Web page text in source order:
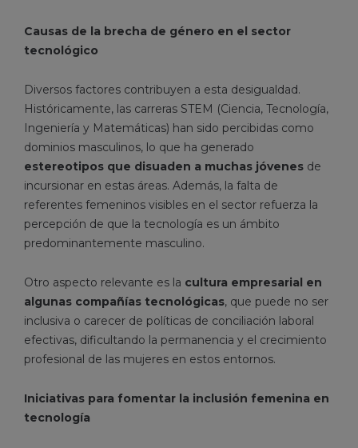
Causas de la brecha de género en el sector
tecnológico
Diversos factores contribuyen a esta desigualdad.
Históricamente, las carreras STEM (Ciencia, Tecnología,
Ingeniería y Matemáticas) han sido percibidas como
dominios masculinos, lo que ha generado
estereotipos que disuaden a muchas jóvenes de
incursionar en estas áreas. Además, la falta de
referentes femeninos visibles en el sector refuerza la
percepción de que la tecnología es un ámbito
predominantemente masculino.
Otro aspecto relevante es la cultura empresarial en
algunas compañías tecnológicas, que puede no ser
inclusiva o carecer de políticas de conciliación laboral
efectivas, dificultando la permanencia y el crecimiento
profesional de las mujeres en estos entornos.
Iniciativas para fomentar la inclusión femenina en
tecnología